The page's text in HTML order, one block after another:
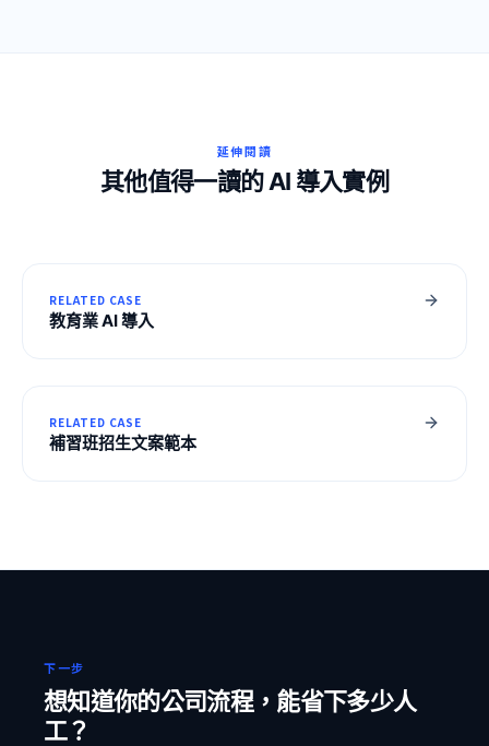
延伸閱讀
其他值得一讀的 AI 導入實例
RELATED CASE
教育業 AI 導入
RELATED CASE
補習班招生文案範本
下一步
想知道你的公司流程，能省下多少人
工？